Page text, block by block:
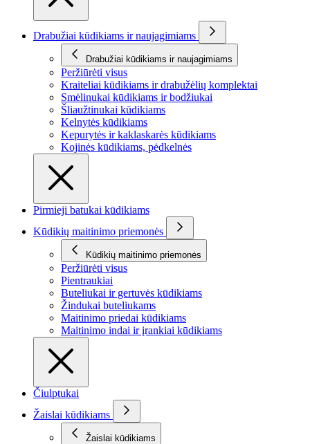
Drabužiai kūdikiams ir naujagimiams
Drabužiai kūdikiams ir naujagimiams
Peržiūrėti visus
Kraiteliai kūdikiams ir drabužėlių komplektai
Smėlinukai kūdikiams ir bodžiukai
Šliaužtinukai kūdikiams
Kelnytės kūdikiams
Kepurytės ir kaklaskarės kūdikiams
Kojinės kūdikiams, pėdkelnės
Pirmieji batukai kūdikiams
Kūdikių maitinimo priemonės
Kūdikių maitinimo priemonės
Peržiūrėti visus
Pientraukiai
Buteliukai ir gertuvės kūdikiams
Žindukai buteliukams
Maitinimo priedai kūdikiams
Maitinimo indai ir įrankiai kūdikiams
Čiulptukai
Žaislai kūdikiams
Žaislai kūdikiams